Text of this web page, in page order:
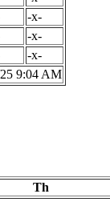
-x-
-x-
-x-
9:04 AM
Th